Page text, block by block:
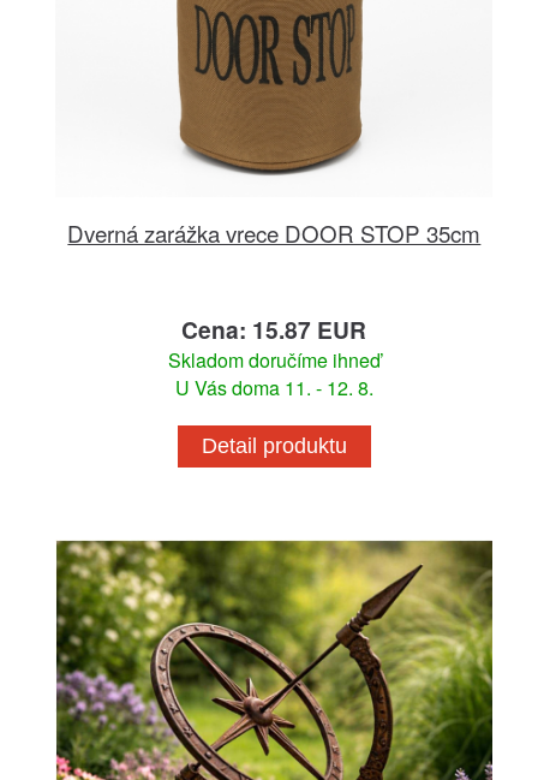
Dverná zarážka vrece DOOR STOP 35cm
Cena: 15.87 EUR
Skladom doručíme ihneď
U Vás doma 11. - 12. 8.
Detail produktu